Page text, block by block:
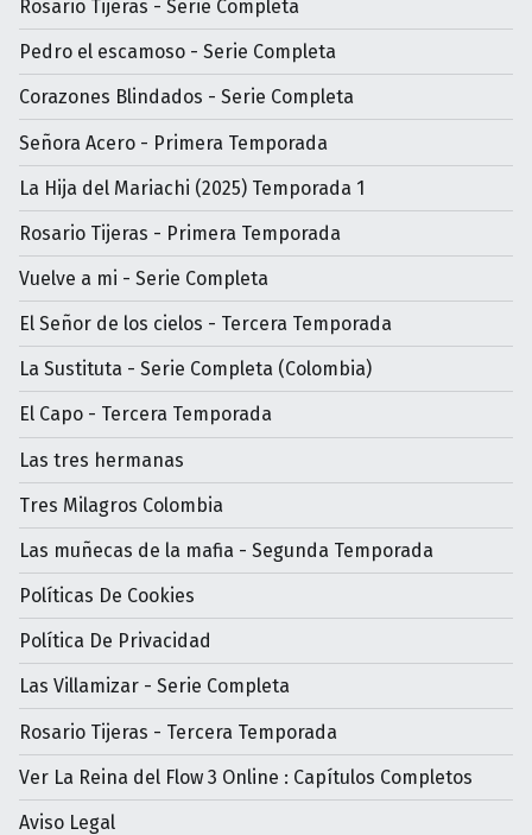
Rosario Tijeras - Serie Completa
Pedro el escamoso - Serie Completa
Corazones Blindados - Serie Completa
Señora Acero - Primera Temporada
La Hija del Mariachi (2025) Temporada 1
Rosario Tijeras - Primera Temporada
Vuelve a mi - Serie Completa
El Señor de los cielos - Tercera Temporada
La Sustituta - Serie Completa (Colombia)
El Capo - Tercera Temporada
Las tres hermanas
Tres Milagros Colombia
Las muñecas de la mafia - Segunda Temporada
Políticas De Cookies
Política De Privacidad
Las Villamizar - Serie Completa
Rosario Tijeras - Tercera Temporada
Ver La Reina del Flow 3 Online : Capítulos Completos
Aviso Legal